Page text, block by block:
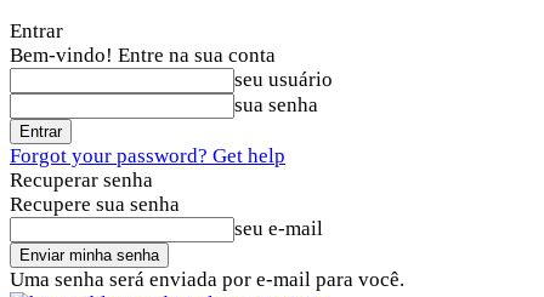
Entrar
Bem-vindo! Entre na sua conta
seu usuário
sua senha
Forgot your password? Get help
Recuperar senha
Recupere sua senha
seu e-mail
Uma senha será enviada por e-mail para você.